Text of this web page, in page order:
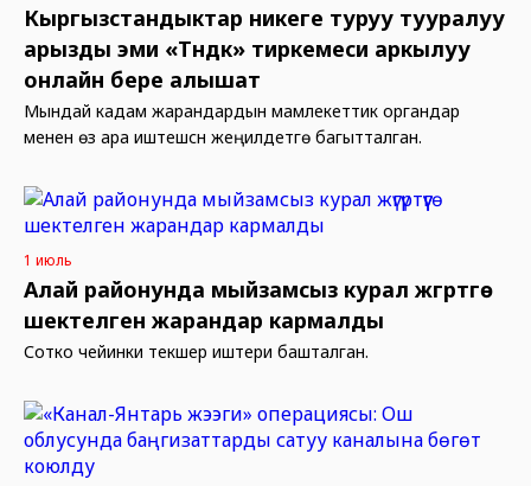
Кыргызстандыктар никеге туруу тууралуу
арызды эми «Түндүк» тиркемеси аркылуу
онлайн бере алышат
Мындай кадам жарандардын мамлекеттик органдар
менен өз ара иштешүүсүн жеңилдетүүгө багытталган.
1 июль
Алай районунда мыйзамсыз курал жүгүртүүгө
шектелген жарандар кармалды
Сотко чейинки текшерүү иштери башталган.